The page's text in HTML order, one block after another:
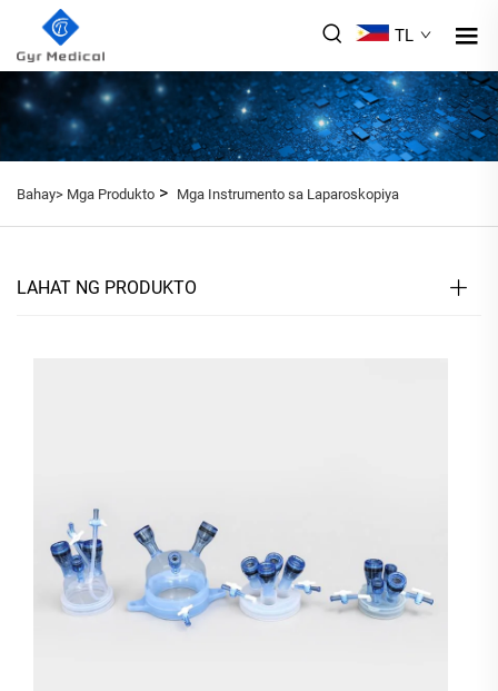
TL
Bahay> Mga Produkto > Mga Instrumento sa Laparoskopiya
LAHAT NG PRODUKTO